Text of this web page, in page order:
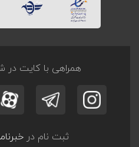
همراهی با کایت در
ثبت نام در